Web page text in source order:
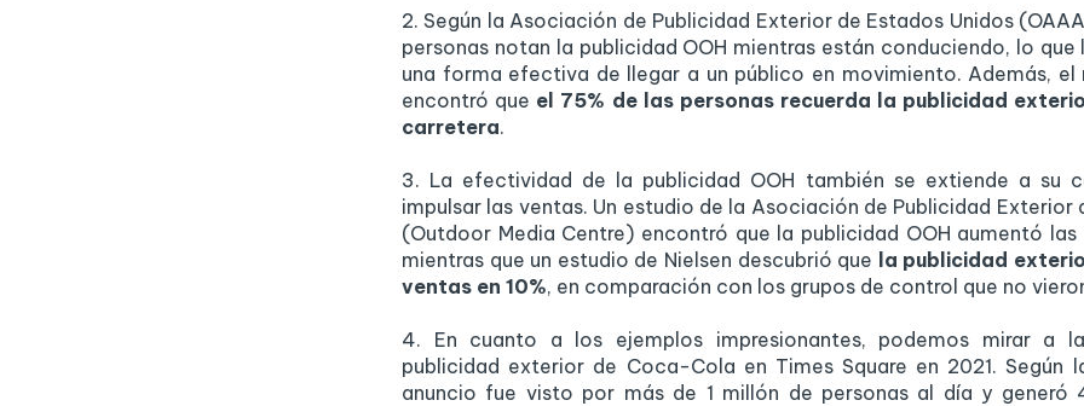
2. Según la Asociación de Publicidad Exterior de Estados Unidos
personas notan la publicidad OOH mientras están conduciendo, lo
una forma efectiva de llegar a un público en movimiento. Además, el
encontró que el 75% de las personas recuerda la publicidad
carretera.
3. La efectividad de la publicidad OOH también se extiende a su
impulsar las ventas. Un estudio de la Asociación de Publicidad Exterior
(Outdoor Media Centre) encontró que la publicidad OOH aumentó las
mientras que un estudio de Nielsen descubrió que la publicidad
ventas en 10%, en comparación con los grupos de control que no
4. En cuanto a los ejemplos impresionantes, podemos mirar a
publicidad exterior de Coca-Cola en Times Square en 2021. Según
anuncio fue visto por más de 1 millón de personas al día y generó